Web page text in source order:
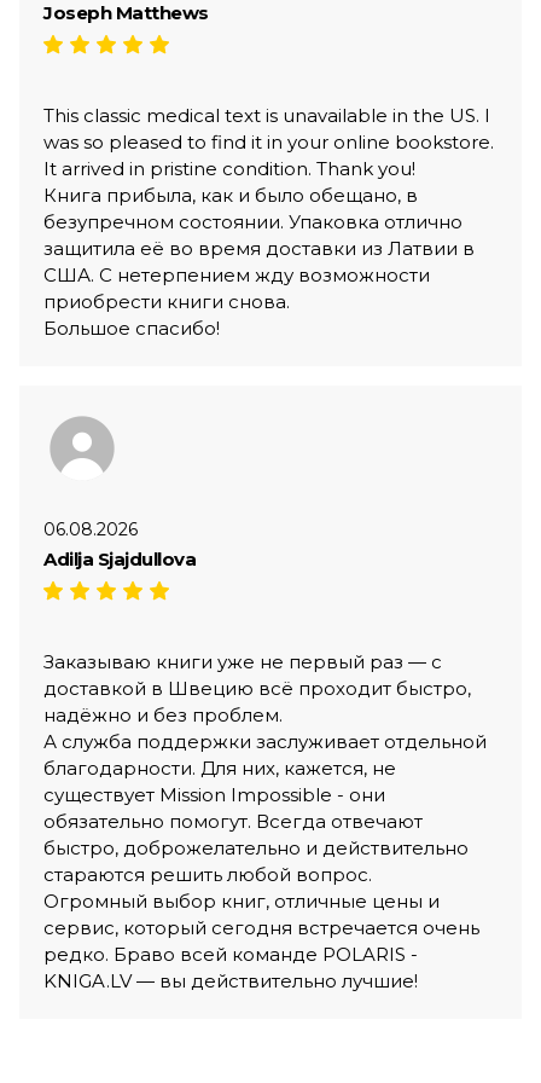
Joseph Matthews
This classic medical text is unavailable in the US. I
was so pleased to find it in your online bookstore.
It arrived in pristine condition. Thank you!
Книга прибыла, как и было обещано, в
безупречном состоянии. Упаковка отлично
защитила её во время доставки из Латвии в
США. С нетерпением жду возможности
приобрести книги снова.
Большое спасибо!
06.08.2026
Adilja Sjajdullova
Заказываю книги уже не первый раз — с
доставкой в Швецию всё проходит быстро,
надёжно и без проблем.
А служба поддержки заслуживает отдельной
благодарности. Для них, кажется, не
существует Mission Impossible - они
обязательно помогут. Всегда отвечают
быстро, доброжелательно и действительно
стараются решить любой вопрос.
Огромный выбор книг, отличные цены и
сервис, который сегодня встречается очень
редко. Браво всей команде POLARIS -
KNIGA.LV — вы действительно лучшие!